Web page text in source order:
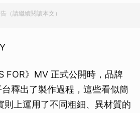
（請繼續閱讀本文）
FOR》MV 正式公開時，品牌
釋出了製作過程，這些看似簡
則上運用了不同粗細、異材質的